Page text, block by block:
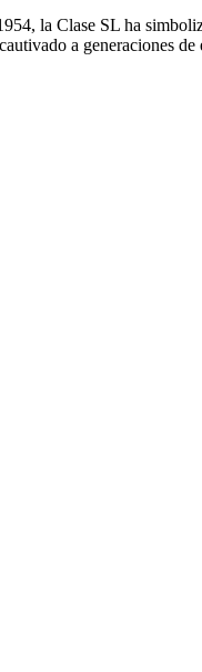
la Clase SL ha
a generaciones